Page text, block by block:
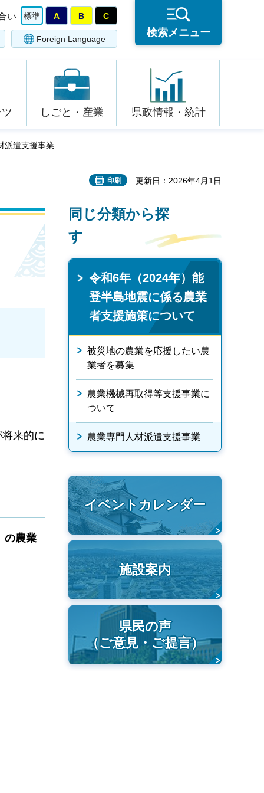
い 標準 A B C
Foreign Language
検索メニュー
しごと・産業 県政情報・統計
派遣支援事業
印刷 更新日：2026年4月1日
来的に
の農業
同じ分類から探
す
令和6年（2024年）能
登半島地震に係る農業
者支援施策について
被災地の農業を応援したい農
業者を募集
農業機械再取得等支援事業に
ついて
農業専門人材派遣支援事業
イベントカレンダー
施設案内
県民の声
（ご意見・ご提言）